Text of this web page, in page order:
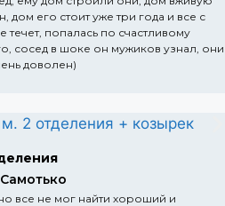
дом его стоит уже три года и все с
попалась по счастливому
сосед в шоке он мужиков узнал, они
доволен)
все не мог найти хороший и